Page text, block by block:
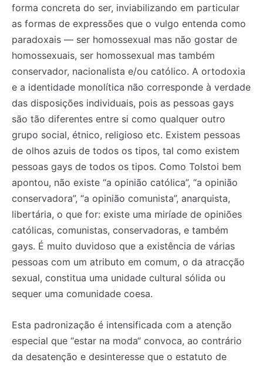
forma concreta do ser, inviabilizando em particular
as formas de expressões que o vulgo entenda como
paradoxais — ser homossexual mas não gostar de
homossexuais, ser homossexual mas também
conservador, nacionalista e/ou católico. A ortodoxia
e a identidade monolítica não corresponde à verdade
das disposições individuais, pois as pessoas gays
são tão diferentes entre si como qualquer outro
grupo social, étnico, religioso etc. Existem pessoas
de olhos azuis de todos os tipos, tal como existem
pessoas gays de todos os tipos. Como Tolstoi bem
apontou, não existe “a opinião católica”, “a opinião
conservadora”, “a opinião comunista”, anarquista,
libertária, o que for: existe uma miríade de opiniões
católicas, comunistas, conservadoras, e também
gays. É muito duvidoso que a existência de várias
pessoas com um atributo em comum, o da atracção
sexual, constitua uma unidade cultural sólida ou
sequer uma comunidade coesa.
Esta padronização é intensificada com a atenção
especial que “estar na moda“ convoca, ao contrário
da desatenção e desinteresse que o estatuto de